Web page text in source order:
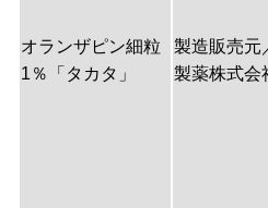
オランザピン細粒
1％「タカタ」
製造販売元
製薬株式会